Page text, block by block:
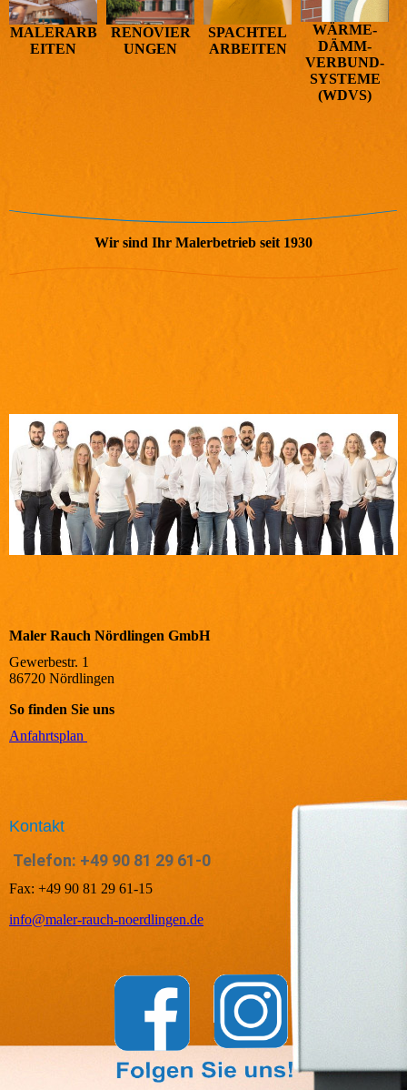
MALERARB
EITEN
RENOVIER
UNGEN
SPACHTEL
ARBEITEN
WÄRME­
DÄMM­
VERBUND­
SYSTEME
(WDVS)
Wir sind Ihr Malerbetrieb seit 1930
Maler Rauch Nördlingen GmbH
Gewerbestr. 1
86720 Nördlingen
So finden Sie uns
Anfahrtsplan
Kontakt
Telefon: +49 90 81 29 61-0
Fax: +49 90 81 29 61-15
info@maler-rauch-noerdlingen.de